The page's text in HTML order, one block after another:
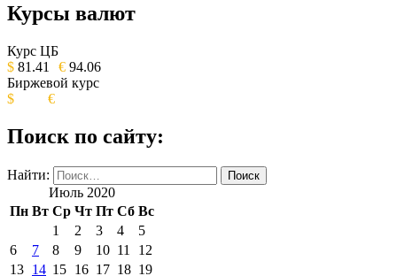
ОБЩЕСТВЕННО-ПОЛИТИЧЕСКОЕ
ИЗДАНИЕ КАМЧАТСКОГО КРАЯ.
Курсы валют
Курс ЦБ
$ 81.41 € 94.06
Биржевой курс
$
€
Поиск по сайту:
Найти:
Июль 2020
Пн Вт Ср Чт Пт Сб Вс
1
2 3 4
5
6
7 8 9 10 11
12
13 14 15 16 17 18 19